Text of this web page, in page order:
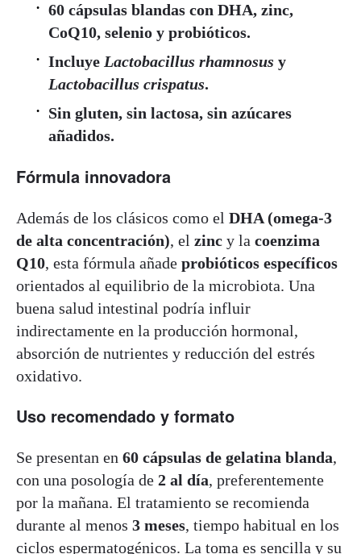
60 cápsulas blandas con DHA, zinc,
CoQ10, selenio y probióticos.
Incluye Lactobacillus rhamnosus y
Lactobacillus crispatus.
Sin gluten, sin lactosa, sin azúcares
añadidos.
Fórmula innovadora
Además de los clásicos como el DHA (omega-3
de alta concentración), el zinc y la coenzima
Q10, esta fórmula añade probióticos específicos
orientados al equilibrio de la microbiota. Una
buena salud intestinal podría influir
indirectamente en la producción hormonal,
absorción de nutrientes y reducción del estrés
oxidativo.
Uso recomendado y formato
Se presentan en 60 cápsulas de gelatina blanda,
con una posología de 2 al día, preferentemente
por la mañana. El tratamiento se recomienda
durante al menos 3 meses, tiempo habitual en los
ciclos espermatogénicos. La toma es sencilla y su